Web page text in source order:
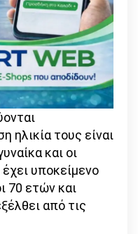
ηλικία τους είναι
και οι
υποκείμενο
70 ετών και
από τις